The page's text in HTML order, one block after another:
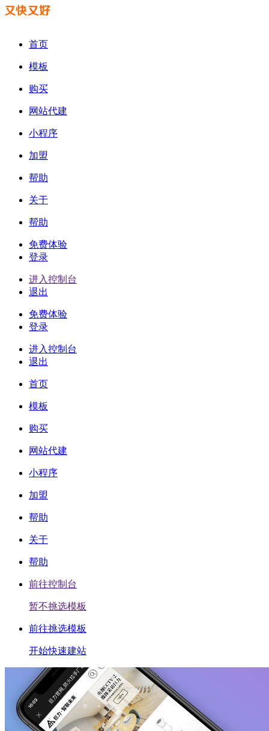
首页
模板
购买
网站代建
小程序
加盟
帮助
关于
帮助
免费体验
登录
进入控制台
退出
免费体验
登录
进入控制台
退出
首页
模板
购买
网站代建
小程序
加盟
帮助
关于
帮助
前往控制台
暂不挑选模板
前往挑选模板
开始快速建站